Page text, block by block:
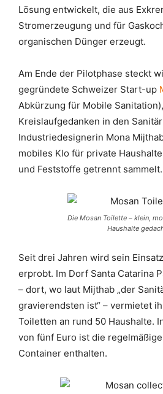
Lösung entwickelt, die aus
Stromerzeugung und für
organischen Dünger erzeugt.
Am Ende der Pilotphase steckt
gegründete Schweizer Start-up
Abkürzung für Mobile
Kreislaufgedanken in den
Industriedesignerin Mona
mobiles Klo für private
und Feststoffe getrennt sammelt.
Die Mosan Toilette – klein,
Haushalte
Seit drei Jahren wird sein
erprobt. Im Dorf Santa Catarina
– dort, wo laut Mijthab „der
gravierendsten ist“ – vermietet
Toiletten an rund 50 Haushalte.
von fünf Euro ist die
Container enthalten.